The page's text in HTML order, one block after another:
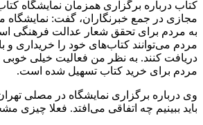
کتاب درباره برگزاری همزمان نمایشگاه
مجازی در جمع خبرنگاران، گفت:
به مردم برای تحقق شعار عدالت فرهنگی
مردم می‌توانند کتاب‌های خود را خریداری و
دریافت کنند. به نظر من فعالیت خیلی
مردم برای خرید کتاب تسهیل شده است.
وی درباره برگزاری نمایشگاه در مصلی
باید ببینیم چه اتفاقی می‌افتد. فعلا